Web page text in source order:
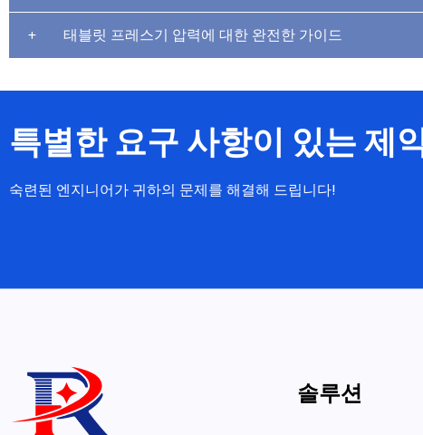
태블릿 프레스기 압력에 대한 완전한 가이드
특별한 요구 사항이 있는 제
숙련된 엔지니어가 귀하의 문제를 해결해 드립니다!
솔루션